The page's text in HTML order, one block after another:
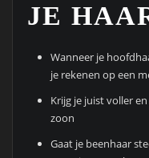
JE
Wanneer je
je rekenen op een
Krijg je juist voller
zoon
Gaat je beenhaar